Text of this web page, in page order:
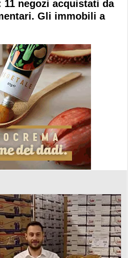
11 negozi acquistati da
Gli immobili a